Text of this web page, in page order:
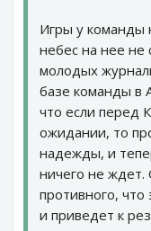
Игры у команды
небес на нее не
молодых
базе команды в
что если перед
ожидании, то
надежды, и
ничего не ждет.
противного, что
и приведет к